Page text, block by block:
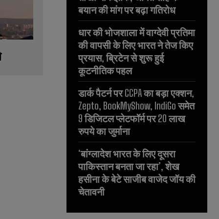
बयान की मांग पर बढ़ा गतिरोध
धार की भोजशाला में वाग्देवी प्रतिमा
की वापसी के लिए भारत ने तेज किए
प्रयास, ब्रिटेन से शुरू हुई
कूटनीतिक पहल
डार्क पैटर्न पर CCPA का बड़ा एक्शन,
Zepto, BookMyShow, IndiGo समेत
9 डिजिटल प्लेटफॉर्म पर 20 लाख
रुपये का जुर्माना
‘बांग्लादेश भारत के लिए दूसरा
पाकिस्तान बनता जा रहा’, शेख
हसीना के बेटे साजीब वाजेद जॉय की
चेतावनी